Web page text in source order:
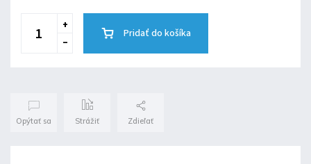
Pridať do košíka
Opýtať sa Strážiť Zdieľať